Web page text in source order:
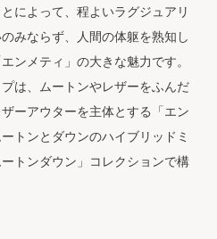
によって、程よいラグジュアリ
みならず、人間の体躯を熟知し
ンメティ」の大きな魅力です。
は、ムートンやレザーをふんだ
ーアウターを主体とする「エン
トンとダウンのハイブリッドミ
トンダウン」コレクションで構